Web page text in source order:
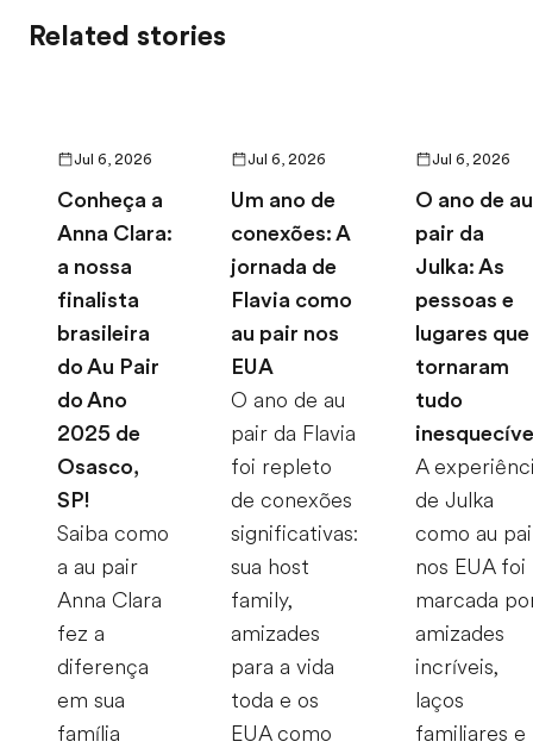
Related stories
Jul 6, 2026
Conheça a
Anna Clara:
a nossa
finalista
brasileira
do Au Pair
do Ano
2025 de
Osasco,
SP!
Saiba como
a au pair
Anna Clara
fez a
diferença
em sua
família
Jul 6, 2026
Um ano de
conexões: A
jornada de
Flavia como
au pair nos
EUA
O ano de au
pair da Flavia
foi repleto
de conexões
significativas:
sua host
family,
amizades
para a vida
toda e os
EUA como
Jul 6, 2026
O ano de au
pair da
Julka: As
pessoas e
lugares que
tornaram
tudo
A
de Julka
como au
nos EUA foi
marcada
amizades
incríveis,
laços
familiares e